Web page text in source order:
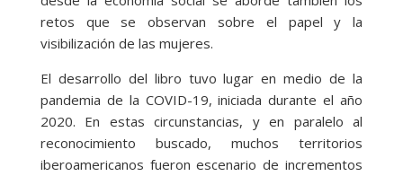
retos que se observan sobre el papel y la
visibilización de las mujeres.
El desarrollo del libro tuvo lugar en medio de la
pandemia de la COVID-19, iniciada durante el año
2020. En estas circunstancias, y en paralelo al
reconocimiento buscado, muchos territorios
iberoamericanos fueron escenario de incrementos